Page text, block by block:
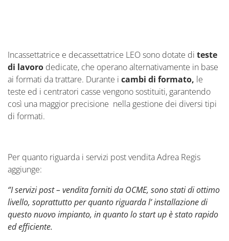
Incassettatrice e decassettatrice LEO sono dotate di teste
di lavoro dedicate, che operano alternativamente in base
ai formati da trattare. Durante i cambi di formato, le
teste ed i centratori casse vengono sostituiti, garantendo
così una maggior precisione nella gestione dei diversi tipi
di formati.
Per quanto riguarda i servizi post vendita Adrea Regis
aggiunge:
‘’I servizi post – vendita forniti da OCME, sono stati di ottimo
livello, soprattutto per quanto riguarda l’ installazione di
questo nuovo impianto, in quanto lo start up è stato rapido
ed efficiente.